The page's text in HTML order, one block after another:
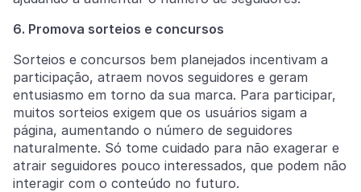
6. Promova sorteios e concursos
Sorteios e concursos bem planejados incentivam a
participação, atraem novos seguidores e geram
entusiasmo em torno da sua marca. Para participar,
muitos sorteios exigem que os usuários sigam a
página, aumentando o número de seguidores
naturalmente. Só tome cuidado para não exagerar e
atrair seguidores pouco interessados, que podem não
interagir com o conteúdo no futuro.